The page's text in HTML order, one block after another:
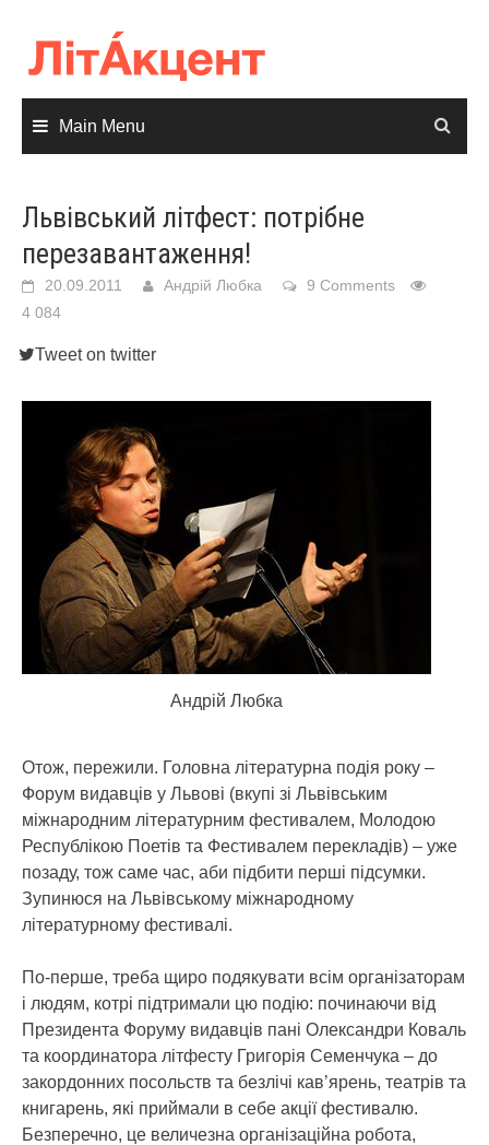
content
Main Menu
Львівський літфест: потрібне
перезавантаження!
20.09.2011 Андрій Любка
9 Comments
4 084
Tweet on twitter
Андрій Любка
Отож, пережили. Головна літературна подія року –
Форум видавців у Львові (вкупі зі Львівським
міжнародним літературним фестивалем, Молодою
Республікою Поетів та Фестивалем перекладів) – уже
позаду, тож саме час, аби підбити перші підсумки.
Зупинюся на Львівському міжнародному
літературному фестивалі.
По-перше, треба щиро подякувати всім організаторам
і людям, котрі підтримали цю подію: починаючи від
Президента Форуму видавців пані Олександри Коваль
та координатора літфесту Григорія Семенчука – до
закордонних посольств та безлічі кав’ярень, театрів та
книгарень, які приймали в себе акції фестивалю.
Безперечно, це величезна організаційна робота,